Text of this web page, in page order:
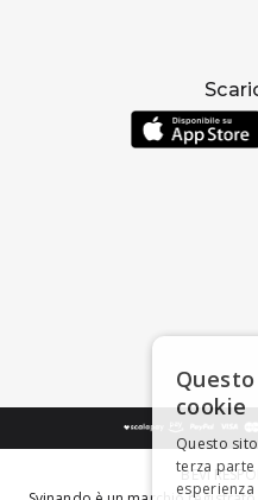
BEVI
cookie
Questo
terza